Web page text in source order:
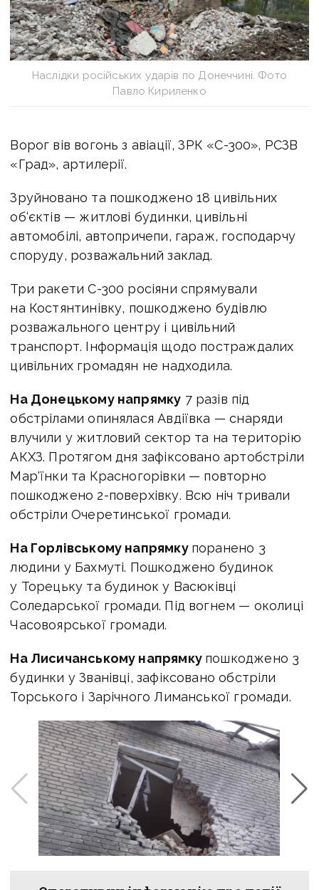
Наслідки російських ударів по Донеччині. Фото
Павло Кириленко
Ворог вів вогонь з авіації, ЗРК «С-300», РСЗВ
«Град», артилерії.
Зруйновано та пошкоджено 18 цивільних
об‘єктів — житлові будинки, цивільні
автомобілі, автопричепи, гараж, господарчу
споруду, розважальний заклад.
Три ракети С-300 росіяни спрямували
на Костянтинівку, пошкоджено будівлю
розважального центру і цивільний
транспорт. Інформація щодо постраждалих
цивільних громадян не надходила.
На Донецькому напрямку 7 разів під
обстрілами опинялася Авдіївка — снаряди
влучили у житловий сектор та на територію
АКХЗ. Протягом дня зафіксовано артобстріли
Мар'їнки та Красногорівки — повторно
пошкоджено 2-поверхівку. Всю ніч тривали
обстріли Очеретинської громади.
На Горлівському напрямку поранено 3
людини у Бахмуті. Пошкоджено будинок
у Торецьку та будинок у Васюківці
Соледарської громади. Під вогнем — околиці
Часовоярської громади.
На Лисичанському напрямку пошкоджено 3
будинки у Званівці, зафіксовано обстріли
Торського і Зарічного Лиманської громади.